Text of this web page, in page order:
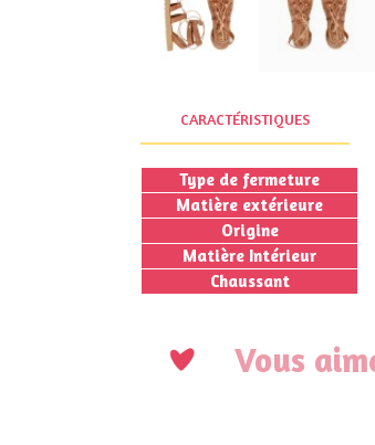
CARACTÉRISTIQUES
Type de fermeture
Matière extérieure
Origine
Matière Intérieur
Chaussant
Vous